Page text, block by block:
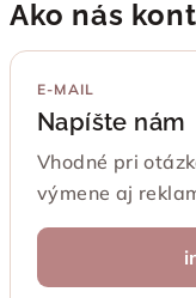
Ako nás
E-MAIL
Napíšte nám
Vhodné pri
výmene aj